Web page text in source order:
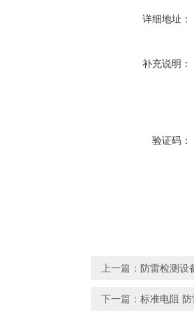
详细地址：
补充说明：
验证码：
上一篇： 防雷检测设
下一篇： 标准电阻